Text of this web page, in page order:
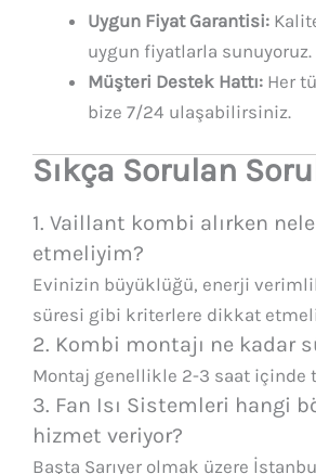
Uygun Fiyat Garantisi:
uygun fiyatlarla sunuyoruz.
Müşteri Destek Hattı: Her
bize 7/24 ulaşabilirsiniz.
Sıkça Sorulan
1. Vaillant kombi alırken
etmeliyim?
Evinizin büyüklüğü, enerji
süresi gibi kriterlere dikkat
2. Kombi montajı ne kadar
Montaj genellikle 2-3 saat içinde
3. Fan Isı Sistemleri hangi
hizmet veriyor?
Başta Sarıyer olmak üzere